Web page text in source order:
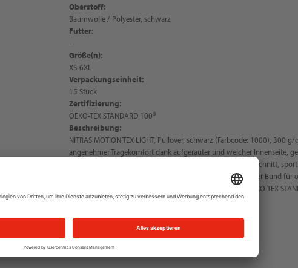
Oberstoff:
Baumwolle / Polyester, schwarz
Futter:
-
Größe(n):
XS-6XL
Verpackungseinheit:
15 Stück
Zertifizierung:
OEKO-TEX STANDARD 100®
Beschreibung:
NITRAS MOTION TEX LIGHT, Pullover, schwarz (Farbcode: 1000), 300
angenehmer Tragekomfort dank aufgerauter und weicher Innenseite,
Polyester, einlaufvorbehandelt, enzym-behandelt, gerader Schnitt,
Rundhalsausschnitt, gerippte Ärmelabschlüsse und gerippter Bund für
langlebige Doppelnähte an Bund, Ärmeln und Schulter, OEKO-TEX